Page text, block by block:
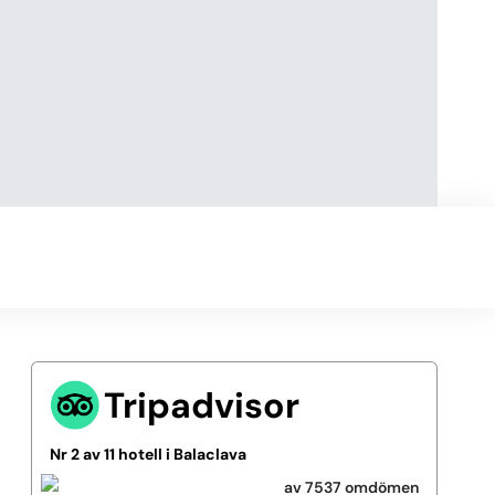
Tripadvisor
Nr 2 av 11 hotell i Balaclava
av 7537 omdömen